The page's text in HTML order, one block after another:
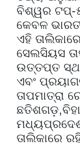
ବିଶ୍ୱର ଟପ୍-
କେବଳ
ଏହି
ସେଲସିୟସ
ଉତ୍ତପ୍ତ
ଏବଂ
ତାପମାତ୍ରା
ଛତିଶଗଡ଼,
ତାଲିକାରେ